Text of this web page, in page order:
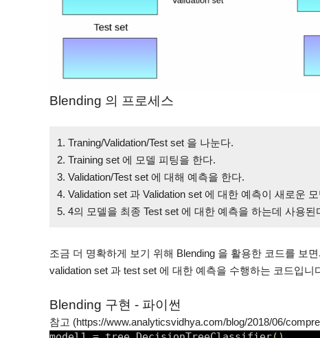
Blending 의 프로세스
1. Traning/Validation/Test set 을 나눈다.
2. Training set 에 모델 피팅을 한다.
3. Validation/Test set 에 대해 예측을 한다.
4. Validation set 과 Validation set 에 대한 예측이 새로운
5. 4의 모델을 최종 Test set 에 대한 예측을 하는데 사용된
조금 더 명확하게 보기 위해 Blending 을 활용한 코드를 보
validation set 과 test set 에 대한 예측을 수행하는 코드입니
Blending 구현 - 파이썬
참고 (https://www.analyticsvidhya.com/blog/2018/06/